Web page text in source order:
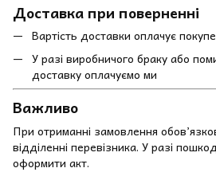
Доставка при поверненні
Вартість доставки оплачує
У разі виробничого браку або
доставку оплачуємо ми
Важливо
При отриманні замовлення
відділенні перевізника. У разі
оформити акт.